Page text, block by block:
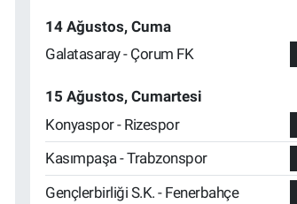
14 Ağustos, Cuma
Galatasaray - Çorum FK
15 Ağustos, Cumartesi
Konyaspor - Rizespor
Kasımpaşa - Trabzonspor
Gençlerbirliği S.K. - Fenerbahçe